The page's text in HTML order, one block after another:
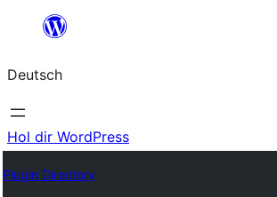
springen
Deutsch
Hol dir WordPress
Plugin Directory